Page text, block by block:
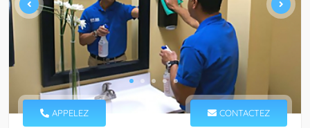
APPELEZ CONTACTEZ